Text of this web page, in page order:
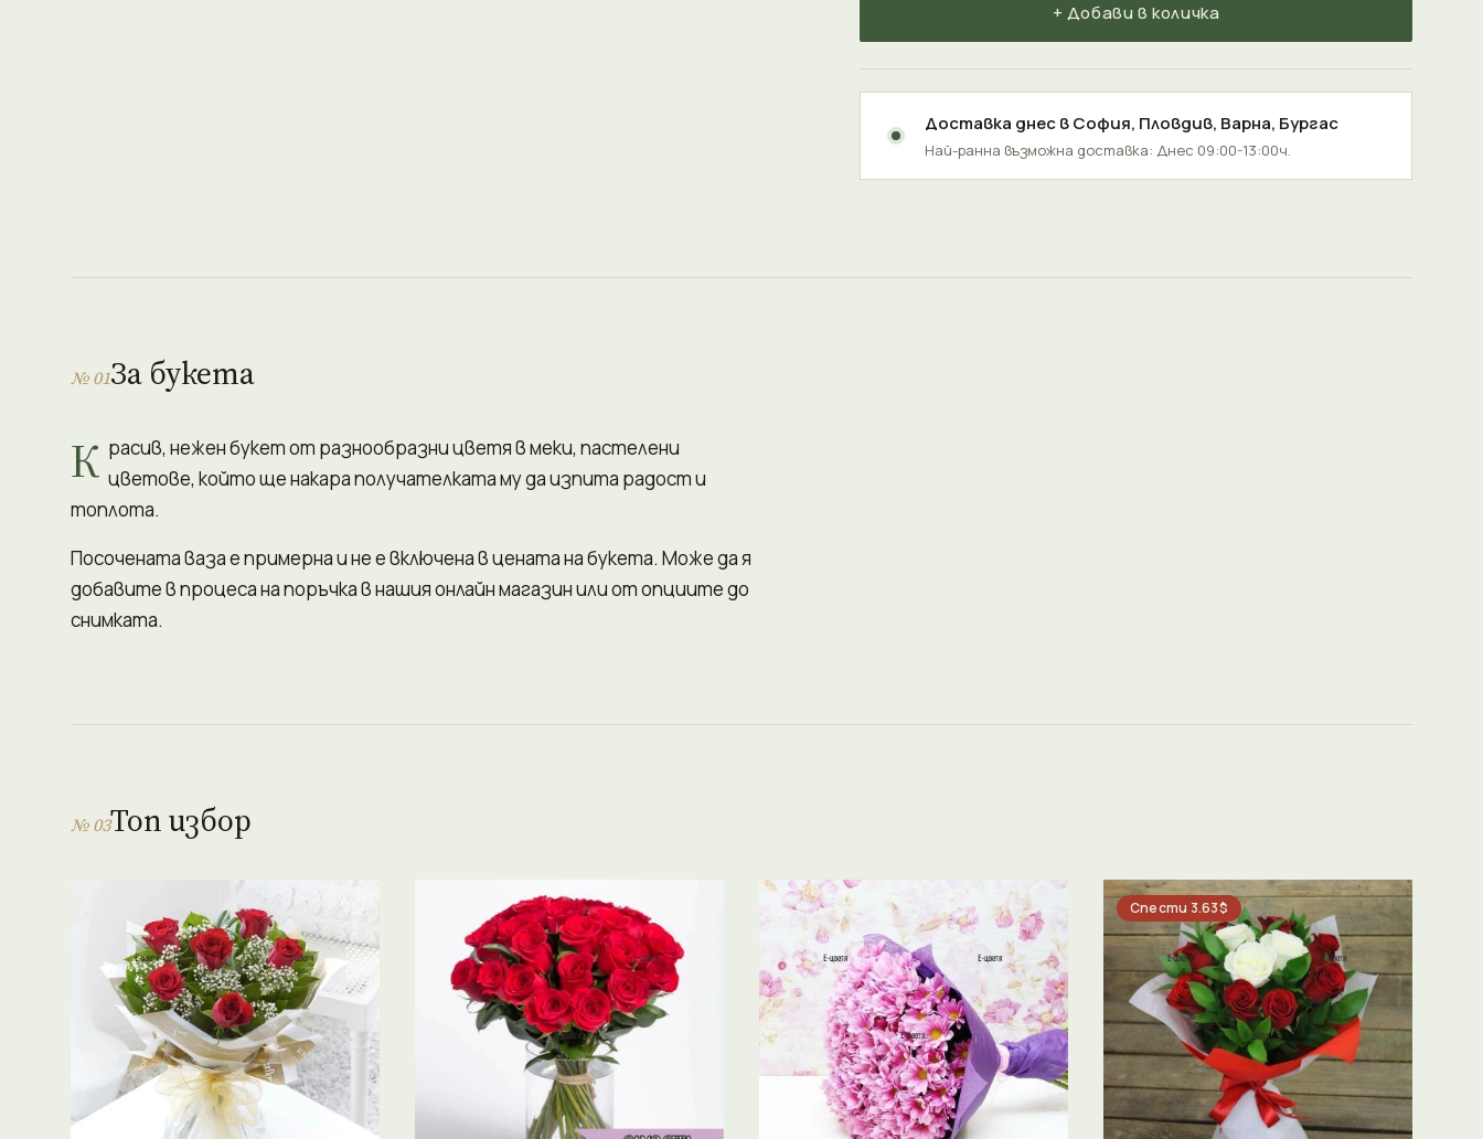
+ Добави в количка
Доставка днес вСофия, Пловдив, Варна, Бургас
Най-ранна възможна доставка: Днес 09:00-13:00ч.
№ 01За букета
К расив, нежен букет от разнообразни цветя в меки, пастелени
цветове, който ще накара получателката му да изпита радост и
топлота.
Посочената ваза е примерна и не е включена в цената на букета. Може да я
добавите в процеса на поръчка в нашия онлайн магазин или от опциите до
снимката.
№ 03Топ избор
Спести 3.63$